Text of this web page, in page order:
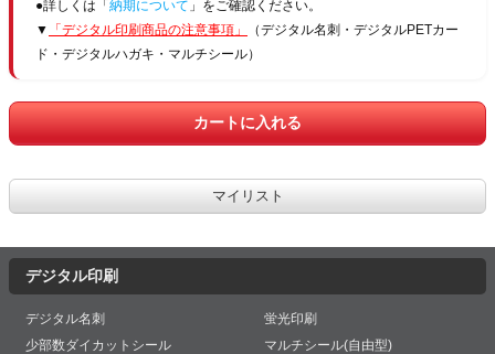
●詳しくは「 納期について 」をご確認ください。
▼
「デジタル印刷商品の注意事項」
（デジタル名刺・デジタルPETカー
ド・デジタルハガキ・マルチシール）
デジタル印刷
デジタル名刺
蛍光印刷
少部数ダイカットシール
マルチシール(自由型)